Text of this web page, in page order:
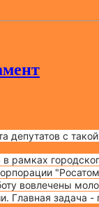
депутатов с
рамках
вовлечены
Главная задача